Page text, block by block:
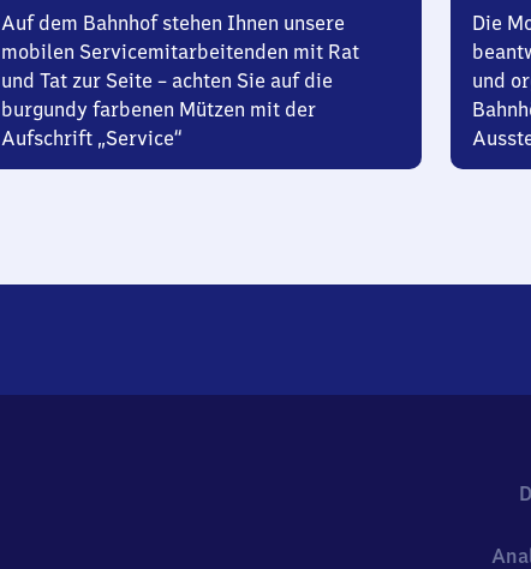
Auf dem Bahnhof stehen Ihnen unsere
mobilen Servicemitarbeitenden mit Rat
und Tat zur Seite – achten Sie auf die
burgundy farbenen Mützen mit der
Aufschrift „Service“
Die
und